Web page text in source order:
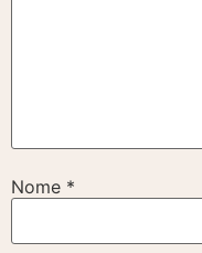
Nome *